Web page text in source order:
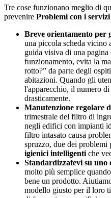
Tre cose funzionano meglio di
prevenire Problemi con i
Breve orientamento per
una piccola scheda vicino
guida visiva di una
funzionamento, evita la
rotto?” da parte degli
abitazioni. Quando gli
l'apparecchio, il numero
drasticamente.
Manutenzione regolare
trimestrale del filtro di
negli edifici con impianti
filtro intasato causa
spruzzo, due dei problemi
igienici intelligenti che
Standardizzatevi su uno
molto più semplice
bene un prodotto.
modello giusto per il loro